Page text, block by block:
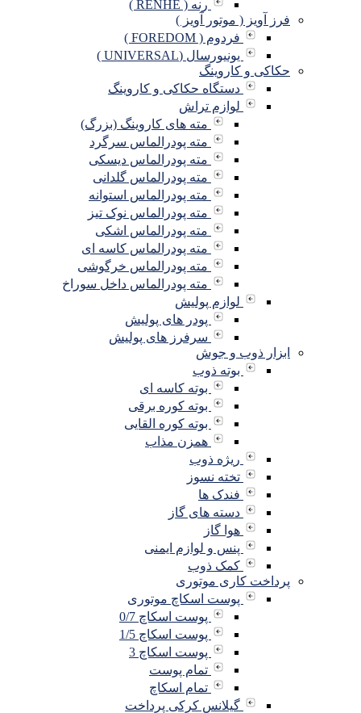
رنه ( RENHE )
فرز آویز ( موتور آویز )
فردوم ( FOREDOM )
یونیورسال (UNIVERSAL )
حکاکی و کاروینگ
دستگاه حکاکی و کاروینگ
لوازم تراش
مته های کاروینگ (بزرگ)
مته پودرالماس سرگرد
مته پودرالماس دیسکی
مته پودرالماس گلدانی
مته پودرالماس استوانه
مته پودرالماس نوک تیز
مته پودرالماس اشکی
مته پودرالماس کاسه ای
مته پودرالماس خرگوشی
مته پودرالماس داخل سوراخ
لوازم پولیش
پودر های پولیش
سرفرز های پولیش
ابزار ذوب و جوش
بوته ذوب
بوته کاسه ای
بوته کوره برقی
بوته کوره القایی
همزن مذاب
ریژه ذوب
تخته نسوز
فندک ها
دسته های گاز
هوا گاز
پنس و لوازم ایمنی
کمک ذوب
پرداخت کاری موتوری
پوست اسکاچ موتوری
پوست اسکاچ 0/7
پوست اسکاچ 1/5
پوست اسکاچ 3
تمام پوست
تمام اسکاچ
گیلانس کرکی پرداخت